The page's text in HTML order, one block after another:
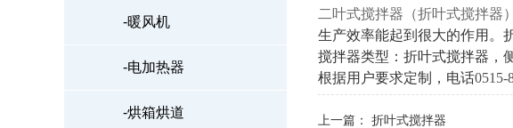
-暖风机
-电加热器
-烘箱烘道
二叶式搅拌器（折叶式搅拌器
生产效率能起到很大的作用。
搅拌器类型：折叶式搅拌器，
根据用户要求定制，电话0515-
上一篇： 折叶式搅拌器